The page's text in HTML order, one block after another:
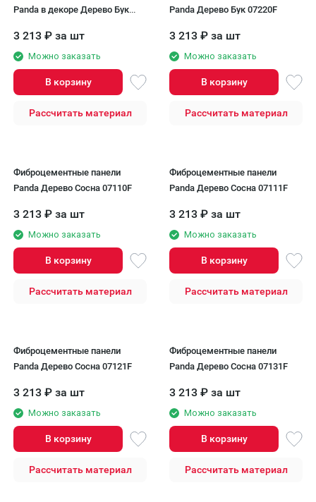
Panda в декоре Дерево Бук
3 213 ₽ за шт
Можно заказать
В корзину
Рассчитать материал
Panda Дерево Бук 07220F
3 213 ₽ за шт
Можно заказать
В корзину
Рассчитать материал
Фиброцементные панели
Panda Дерево Сосна 07110F
3 213 ₽ за шт
Можно заказать
В корзину
Рассчитать материал
Фиброцементные панели
Panda Дерево Сосна 07111F
3 213 ₽ за шт
Можно заказать
В корзину
Рассчитать материал
Фиброцементные панели
Panda Дерево Сосна 07121F
3 213 ₽ за шт
Можно заказать
В корзину
Рассчитать материал
Фиброцементные панели
Panda Дерево Сосна 07131F
3 213 ₽ за шт
Можно заказать
В корзину
Рассчитать материал